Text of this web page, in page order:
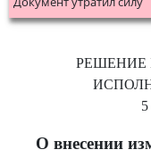
РЕШЕНИЕ
О внесении